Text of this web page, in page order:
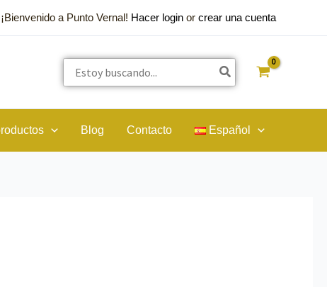
¡Bienvenido a Punto Vernal! Hacer login or crear una cuenta
por:
Blog Contacto Español